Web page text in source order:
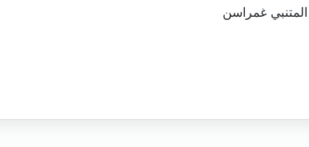
غمراسن